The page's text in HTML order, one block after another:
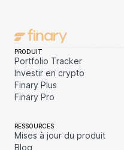
PRODUIT
Portfolio Tracker
Investir en crypto
Finary Plus
Finary Pro
RESSOURCES
Mises à jour du produit
Blog